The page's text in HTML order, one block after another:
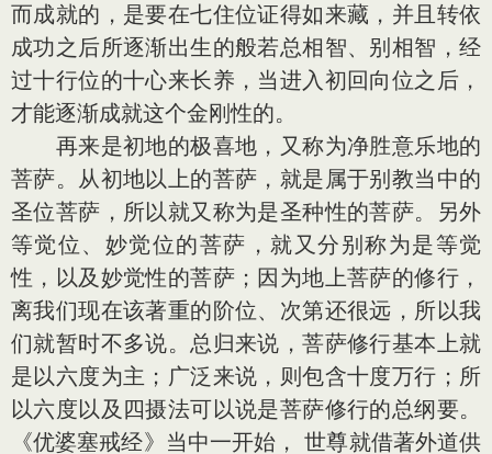
而成就的，是要在七住位证得如来藏，并且转依
成功之后所逐渐出生的般若总相智、别相智，经
过十行位的十心来长养，当进入初回向位之后，
才能逐渐成就这个金刚性的。
再来是初地的极喜地，又称为净胜意乐地的
菩萨。从初地以上的菩萨，就是属于别教当中的
圣位菩萨，所以就又称为是圣种性的菩萨。另外
等觉位、妙觉位的菩萨，就又分别称为是等觉
性，以及妙觉性的菩萨；因为地上菩萨的修行，
离我们现在该著重的阶位、次第还很远，所以我
们就暂时不多说。总归来说，菩萨修行基本上就
是以六度为主；广泛来说，则包含十度万行；所
以六度以及四摄法可以说是菩萨修行的总纲要。
《优婆塞戒经》当中一开始， 世尊就借著外道供